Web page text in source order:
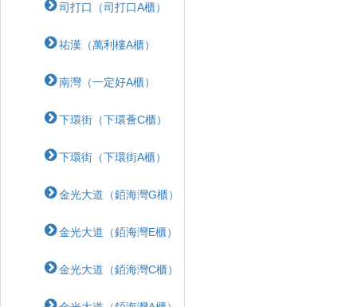
司打口（司打口A櫃）
祐漢（萬利樓A櫃）
南灣（一定好A櫃）
下環街（下環薈C櫃）
下環街（下環街A櫃）
金光大道（銆海灣G櫃）
金光大道（銆海灣E櫃）
金光大道（銆海灣C櫃）